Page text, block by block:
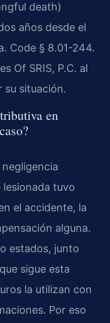
death)
años desde el
Code § 8.01-244.
Of SRIS, P.C. al
su situación.
en
tuvo
el accidente, la
alguna.
estados, junto
sigue esta
la utilizan con
Por eso